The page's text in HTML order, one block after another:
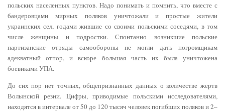
польских населенных пунктов. Надо понимать и помнить, что вместе с
бандеровцами мирных поляков уничтожали и простые жители
украинских сел, годами жившие со своими польскими соседями, в том
числе женщины и подростки. Спонтанно возникшие польские
партизанские отряды самообороны не могли дать погромщикам
адекватный отпор, и вскоре большая часть их была уничтожена
боевиками УПА.
До сих пор нет точных, общепризнанных данных о количестве жертв
Волынской резни. Цифры, приводимые польскими исследователями,
находятся в интервале от 50 до 120 тысяч человек погибших поляков и 2–